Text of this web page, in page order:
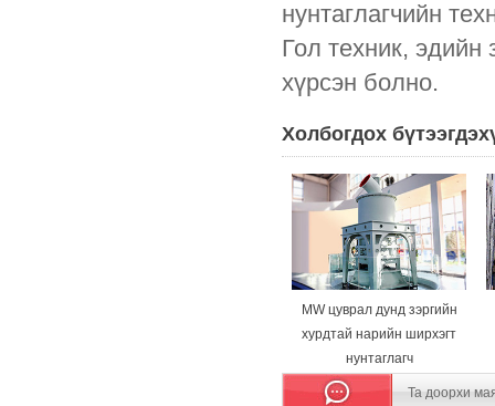
нунтаглагчийн
Гол техник, эдийн
хүрсэн болно.
Холбогдох
MW цуврал дунд зэргийн
хурдтай нарийн ширхэгт
нунтаглагч
Та доорхи